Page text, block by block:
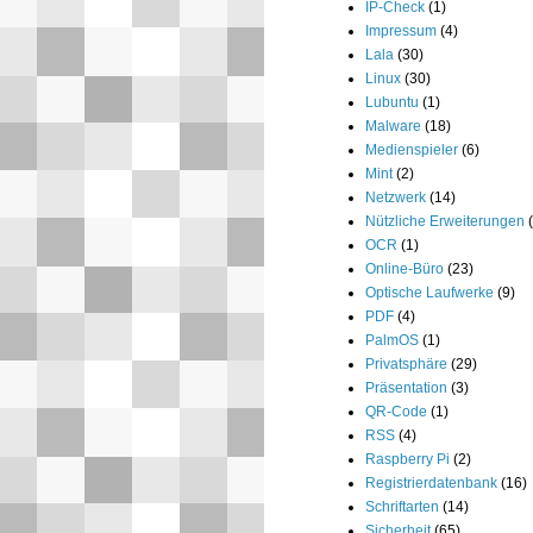
IP-Check (1)
Impressum (4)
Lala (30)
Linux (30)
Lubuntu (1)
Malware (18)
Medienspieler (6)
Mint (2)
Netzwerk (14)
Nützliche Erweiterungen
OCR (1)
Online-Büro (23)
Optische Laufwerke (9)
PDF (4)
PalmOS (1)
Privatsphäre (29)
Präsentation (3)
QR-Code (1)
RSS (4)
Raspberry Pi (2)
Registrierdatenbank (16)
Schriftarten (14)